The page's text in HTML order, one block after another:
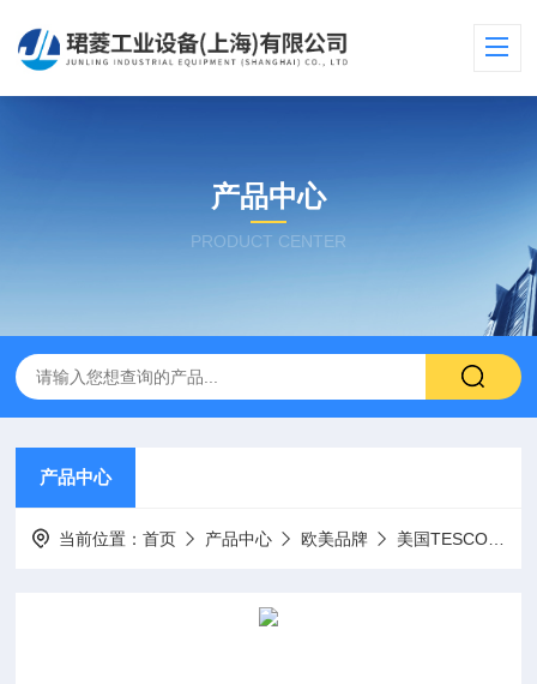
产品中心
PRODUCT CENTER
产品中心
当前位置：首页 产品中心 欧美品牌 美国TESCOM泰斯康